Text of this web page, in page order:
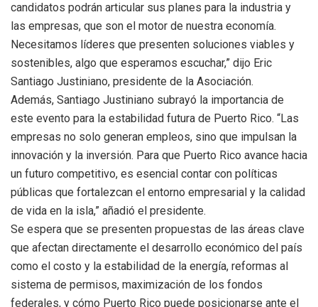
candidatos podrán articular sus planes para la industria y
las empresas, que son el motor de nuestra economía.
Necesitamos líderes que presenten soluciones viables y
sostenibles, algo que esperamos escuchar,” dijo Eric
Santiago Justiniano, presidente de la Asociación.
Además, Santiago Justiniano subrayó la importancia de
este evento para la estabilidad futura de Puerto Rico. “Las
empresas no solo generan empleos, sino que impulsan la
innovación y la inversión. Para que Puerto Rico avance hacia
un futuro competitivo, es esencial contar con políticas
públicas que fortalezcan el entorno empresarial y la calidad
de vida en la isla,” añadió el presidente.
Se espera que se presenten propuestas de las áreas clave
que afectan directamente el desarrollo económico del país
como el costo y la estabilidad de la energía, reformas al
sistema de permisos, maximización de los fondos
federales, y cómo Puerto Rico puede posicionarse ante el